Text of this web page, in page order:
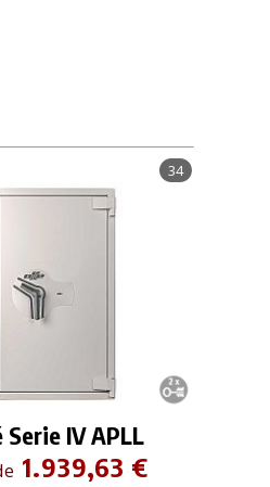
34
Serie IV APLL
1.939,63 €